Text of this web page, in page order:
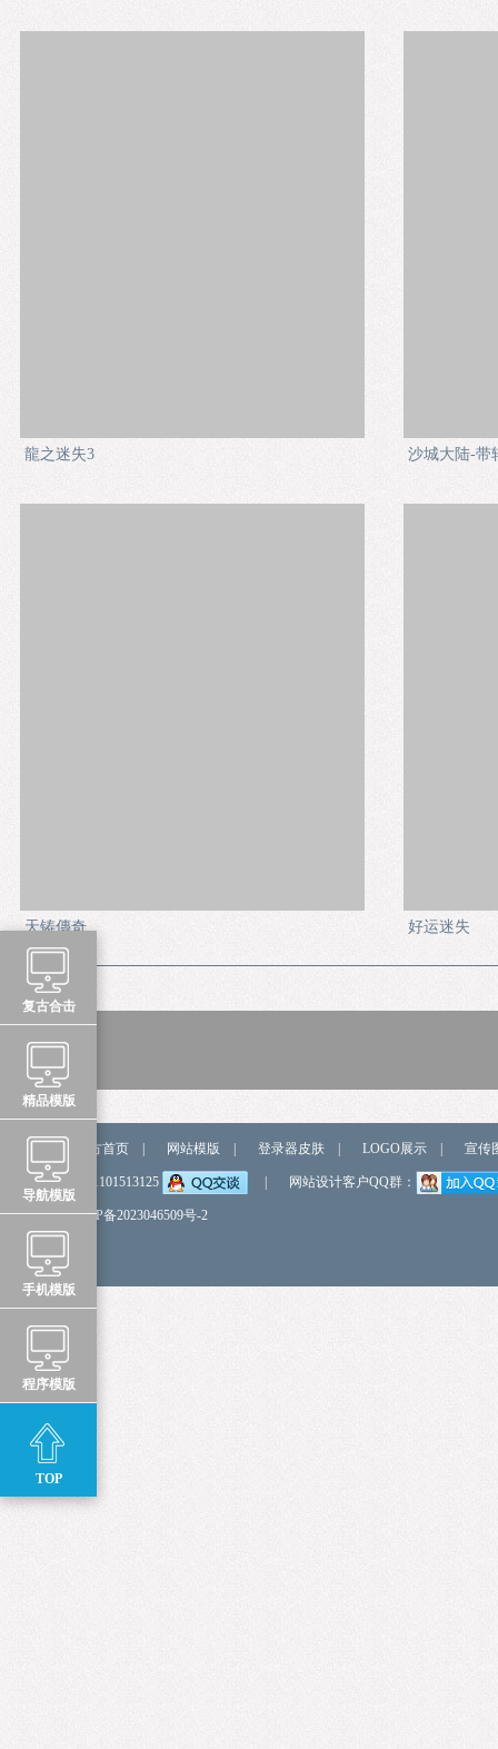
龍之迷失3 沙城大陆-带
天铸傳奇 好运迷失
官方首页 网站模版 登录器皮肤 LOGO展示 宣传
弹我QQ QQ:1101513125 网站设计客户QQ群：
备 案 号 鲁ICP备2023046509号-2
复古合击
精品模版
导航模版
手机模版
程序模版
TOP